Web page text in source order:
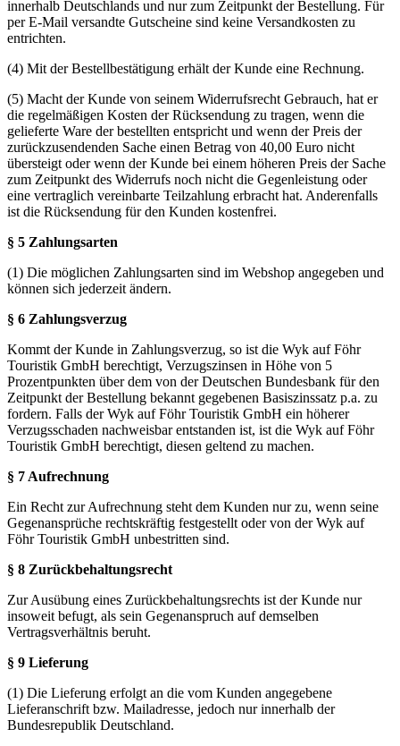
innerhalb Deutschlands und nur zum Zeitpunkt der Bestellung. Für
per E-Mail versandte Gutscheine sind keine Versandkosten zu
entrichten.
(4) Mit der Bestellbestätigung erhält der Kunde eine Rechnung.
(5) Macht der Kunde von seinem Widerrufsrecht Gebrauch, hat er
die regelmäßigen Kosten der Rücksendung zu tragen, wenn die
gelieferte Ware der bestellten entspricht und wenn der Preis der
zurückzusendenden Sache einen Betrag von 40,00 Euro nicht
übersteigt oder wenn der Kunde bei einem höheren Preis der Sache
zum Zeitpunkt des Widerrufs noch nicht die Gegenleistung oder
eine vertraglich vereinbarte Teilzahlung erbracht hat. Anderenfalls
ist die Rücksendung für den Kunden kostenfrei.
§ 5 Zahlungsarten
(1) Die möglichen Zahlungsarten sind im Webshop angegeben und
können sich jederzeit ändern.
§ 6 Zahlungsverzug
Kommt der Kunde in Zahlungsverzug, so ist die Wyk auf Föhr
Touristik GmbH berechtigt, Verzugszinsen in Höhe von 5
Prozentpunkten über dem von der Deutschen Bundesbank für den
Zeitpunkt der Bestellung bekannt gegebenen Basiszinssatz p.a. zu
fordern. Falls der Wyk auf Föhr Touristik GmbH ein höherer
Verzugsschaden nachweisbar entstanden ist, ist die Wyk auf Föhr
Touristik GmbH berechtigt, diesen geltend zu machen.
§ 7 Aufrechnung
Ein Recht zur Aufrechnung steht dem Kunden nur zu, wenn seine
Gegenansprüche rechtskräftig festgestellt oder von der Wyk auf
Föhr Touristik GmbH unbestritten sind.
§ 8 Zurückbehaltungsrecht
Zur Ausübung eines Zurückbehaltungsrechts ist der Kunde nur
insoweit befugt, als sein Gegenanspruch auf demselben
Vertragsverhältnis beruht.
§ 9 Lieferung
(1) Die Lieferung erfolgt an die vom Kunden angegebene
Lieferanschrift bzw. Mailadresse, jedoch nur innerhalb der
Bundesrepublik Deutschland.